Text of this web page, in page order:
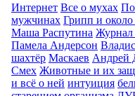
Интернет Все о мухах
мужчинах Грипп и около
Маша Распутина Журнал
Памела Андерсон
шахтёр Маскаев Андрей
Смех Животные и их
и всё о ней интуиция